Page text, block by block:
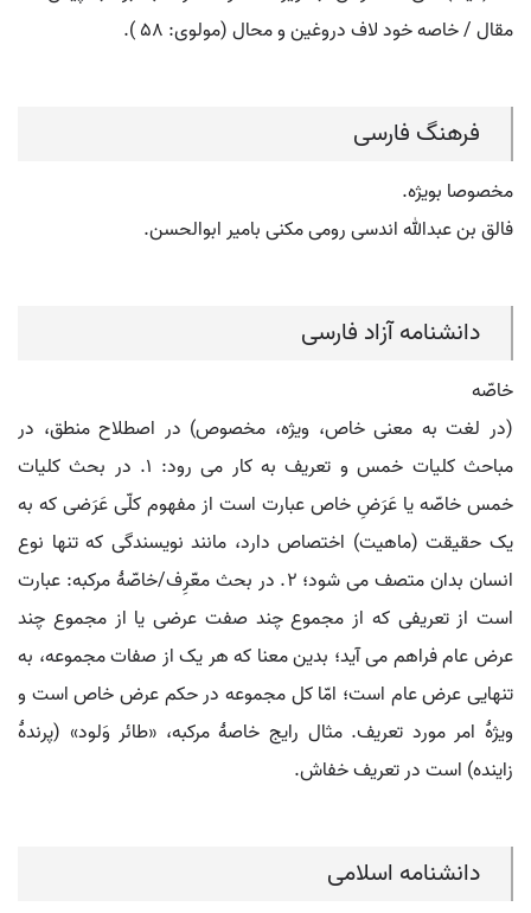
مقال / خاصه خود لاف دروغین و محال (مولوی: ۵۸ ).
فرهنگ فارسی
مخصوصا بویژه.
فالق بن عبدالله اندسی رومی مکنی بامیر ابوالحسن.
دانشنامه آزاد فارسی
خاصّه
(در لغت به معنی خاص، ویژه، مخصوص) در اصطلاح منطق، در
مباحث کلیات خمس و تعریف به کار می رود: ۱. در بحث کلیات
خمس خاصّه یا عَرَضِ خاص عبارت است از مفهوم کلّی عَرَضی که به
یک حقیقت (ماهیت) اختصاص دارد، مانند نویسندگی که تنها نوع
انسان بدان متصف می شود؛ ۲. در بحث معّرِف/خاصّۀ مرکبه: عبارت
است از تعریفی که از مجموع چند صفت عرضی یا از مجموع چند
عرض عام فراهم می آید؛ بدین معنا که هر یک از صفات مجموعه، به
تنهایی عرض عام است؛ امّا کل مجموعه در حکم عرض خاص است و
ویژۀ امر مورد تعریف. مثال رایج خاصۀ مرکبه، «طائر وَلود» (پرندۀ
زاینده) است در تعریف خفاش.
دانشنامه اسلامی